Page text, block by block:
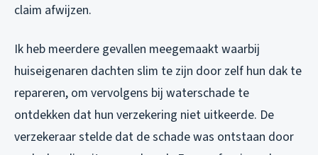
claim afwijzen.
Ik heb meerdere gevallen meegemaakt waarbij
huiseigenaren dachten slim te zijn door zelf hun dak te
repareren, om vervolgens bij waterschade te
ontdekken dat hun verzekering niet uitkeerde. De
verzekeraar stelde dat de schade was ontstaan door